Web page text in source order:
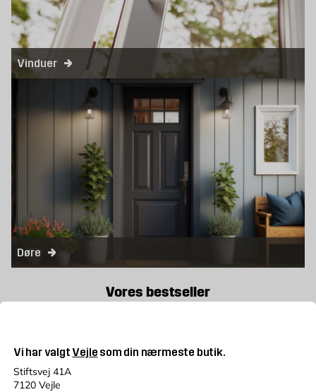
Vi har valgt Vejle som din nærmeste butik.
Stiftsvej 41A
7120 Vejle
Vinduer
Døre
Vores bestseller